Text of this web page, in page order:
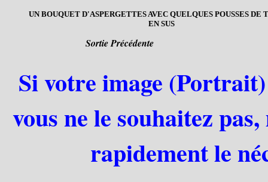
UN BOUQUET D'ASPERGETTES AVEC QUELQUES POUSSES DE
EN SUS
Sortie Précédente
Si votre image
vous ne le souhaitez
rapidement le